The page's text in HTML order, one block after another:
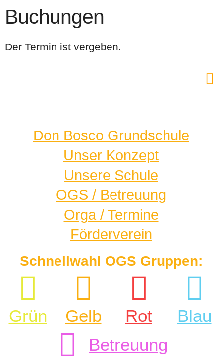
Buchungen
Der Termin ist vergeben.
Don Bosco Grundschule
Unser Konzept
Unsere Schule
OGS / Betreuung
Orga / Termine
Förderverein
Schnellwahl OGS Gruppen:
Grün Gelb Rot
Blau
Betreuung